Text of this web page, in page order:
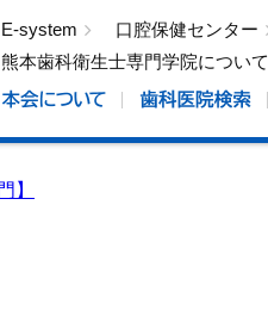
E-system 口腔保健センター
熊本歯科衛生士専門学院について
】